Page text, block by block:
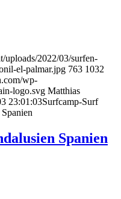
uploads/2022/03/surfen-
el-palmar.jpg 763 1032
wp-
logo.svg Matthias
23:01:03Surfcamp-Surf
Spanien